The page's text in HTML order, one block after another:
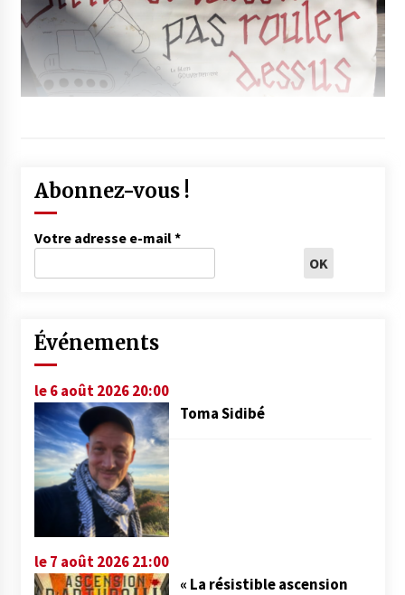
Abonnez-vous !
Votre adresse e-mail*
Événements
le 6 août 2026 20:00
Toma Sidibé
le 7 août 2026 21:00
« La résistible ascension